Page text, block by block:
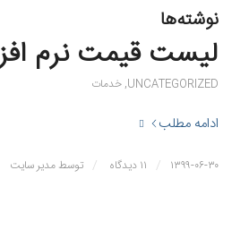
نوشته‌ها
لیست قیمت نرم
UNCATEGORIZED
,خدمات
ادامه مطلب
۱۳۹۹-۰۶-۳۰ / ۱۱ دیدگاه / توسط مدیر سایت